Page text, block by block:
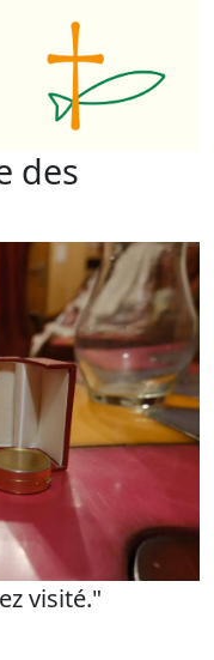
des
visité."